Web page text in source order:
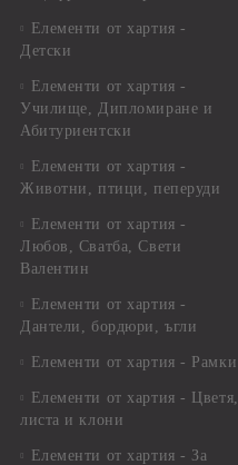
Елементи от хартия -
Детски
Елементи от хартия -
Училище, Дипломиране и
Абитуриентски
Елементи от хартия -
Животни, птици, пеперуди
Елементи от хартия -
Любов, Сватба, Свети
Валентин
Елементи от хартия -
Дантели, бордюри, ъгли
Елементи от хартия - Рамки
Елементи от хартия - Цветя,
листа и клони
Елементи от хартия - За